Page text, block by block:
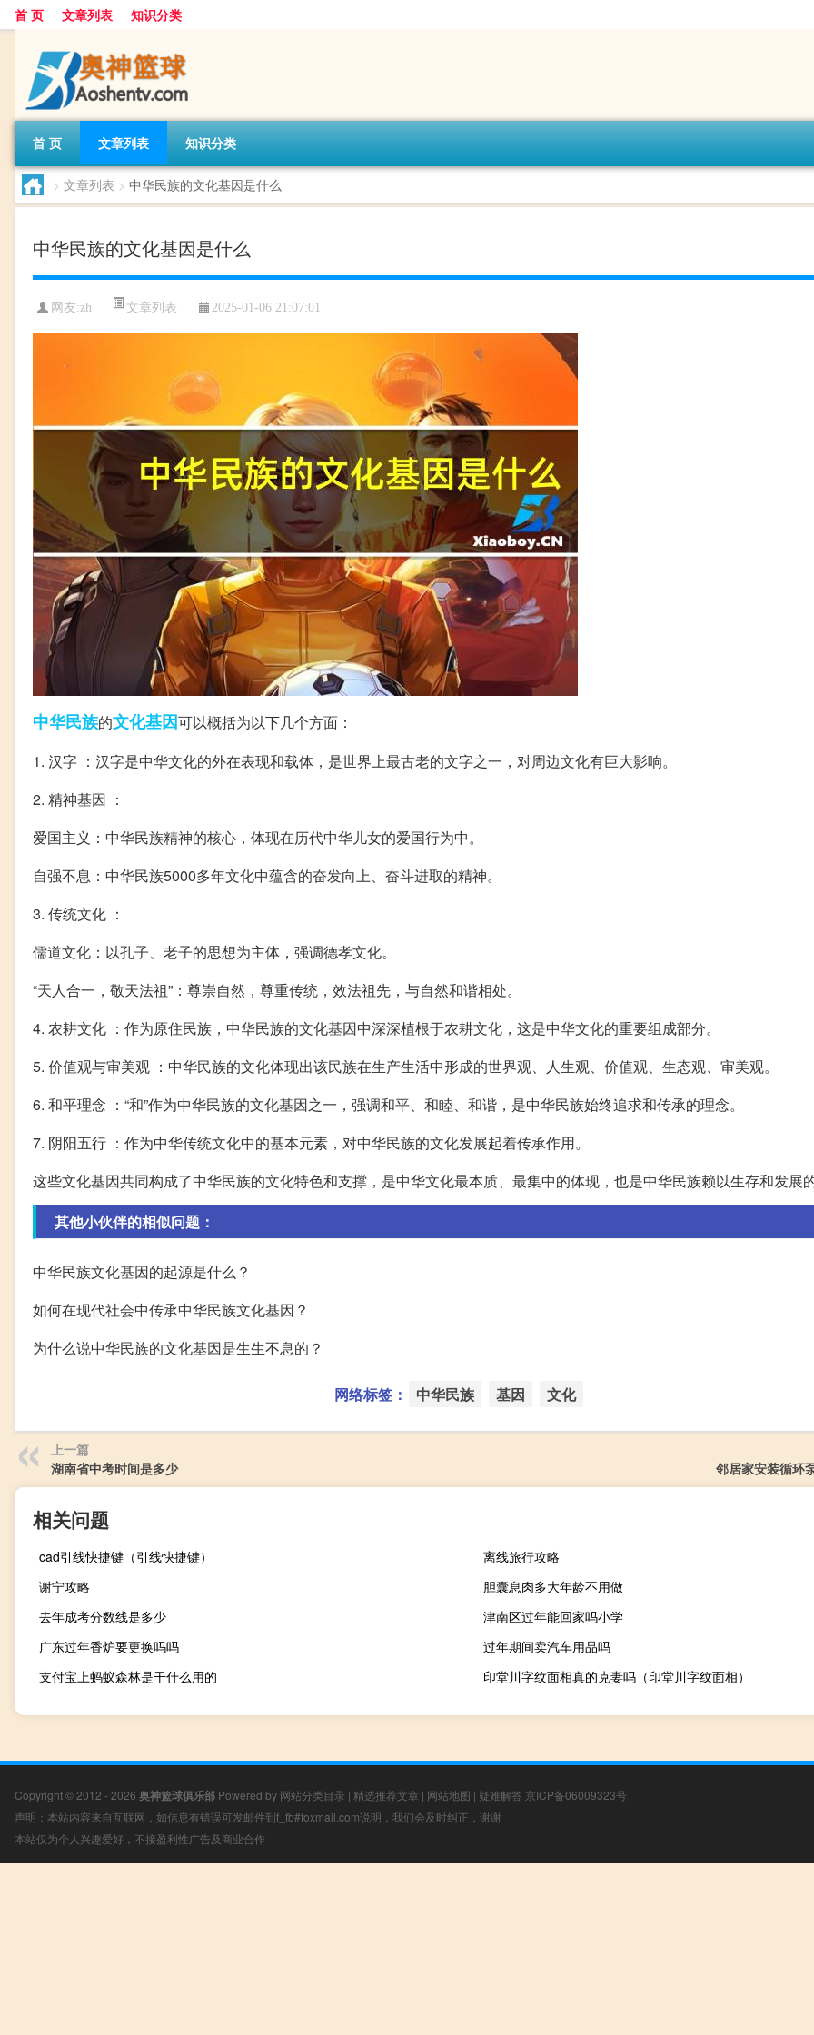
首 页 文章列表 知识分类
首 页 文章列表 知识分类
> 文章列表 > 中华民族的文化基因是什么
中华民族的文化基因是什么
网友:zh 文章列表 2025-01-06 21:07:01
中华民族的文化基因可以概括为以下几个方面：
1. 汉字 ：汉字是中华文化的外在表现和载体，是世界上最古老的文字之一，对周边文化有巨大影响。
2. 精神基因 ：
爱国主义：中华民族精神的核心，体现在历代中华儿女的爱国行为中。
自强不息：中华民族5000多年文化中蕴含的奋发向上、奋斗进取的精神。
3. 传统文化 ：
儒道文化：以孔子、老子的思想为主体，强调德孝文化。
“天人合一，敬天法祖”：尊崇自然，尊重传统，效法祖先，与自然和谐相处。
4. 农耕文化 ：作为原住民族，中华民族的文化基因中深深植根于农耕文化，这是中华文化的重要组成部分。
5. 价值观与审美观 ：中华民族的文化体现出该民族在生产生活中形成的世界观、人生观、价值观、生态观、审美观。
6. 和平理念 ：“和”作为中华民族的文化基因之一，强调和平、和睦、和谐，是中华民族始终追求和传承的理念。
7. 阴阳五行 ：作为中华传统文化中的基本元素，对中华民族的文化发展起着传承作用。
这些文化基因共同构成了中华民族的文化特色和支撑，是中华文化最本质、最集中的体现，也是中华民族赖以生存和发展
其他小伙伴的相似问题：
中华民族文化基因的起源是什么？
如何在现代社会中传承中华民族文化基因？
为什么说中华民族的文化基因是生生不息的？
网络标签： 中华民族 基因 文化
上一篇
湖南省中考时间是多少
邻居家安装循环
相关问题
cad引线快捷键（引线快捷键）
离线旅行攻略
谢宁攻略
胆囊息肉多大年龄不用做
去年成考分数线是多少
津南区过年能回家吗小学
广东过年香炉要更换吗吗
过年期间卖汽车用品吗
支付宝上蚂蚁森林是干什么用的
印堂川字纹面相真的克妻吗（印堂川字纹面相）
Copyright © 2012 - 2026 奥神篮球俱乐部 Powered by 网站分类目录 | 精选推荐文章 | 网站地图 | 疑难解答 京ICP备06009323号
声明：本站内容来自互联网，如信息有错误可发邮件到f_fb#foxmail.com说明，我们会及时纠正，谢谢
本站仅为个人兴趣爱好，不接盈利性广告及商业合作